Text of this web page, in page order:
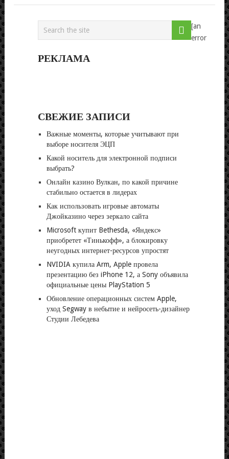
РЕКЛАМА
СВЕЖИЕ ЗАПИСИ
Важные моменты, которые учитывают при
выборе носителя ЭЦП
Какой носитель для электронной подписи
выбрать?
Онлайн казино Вулкан, по какой причине
стабильно остается в лидерах
Как использовать игровые автоматы
Джойказино через зеркало сайта
Microsoft купит Bethesda, «Яндекс»
приобретет «Тинькофф», а блокировку
неугодных интернет-ресурсов упростят
NVIDIA купила Arm, Apple провела
презентацию без iPhone 12, а Sony объявила
официальные цены PlayStation 5
Обновление операционных систем Apple,
уход Segway в небытие и нейросеть-дизайнер
Студии Лебедева
[an
error